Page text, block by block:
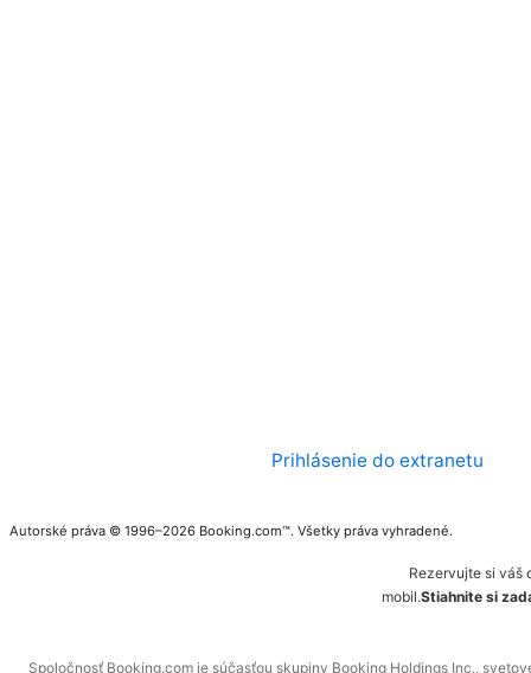
Prihlásenie do extranetu
Autorské práva © 1996–2026 Booking.com™. Všetky práva vyhradené.
Rezervujte si váš
mobil.Stiahnite si
Spoločnosť Booking.com je súčasťou skupiny Booking Holdings Inc.,